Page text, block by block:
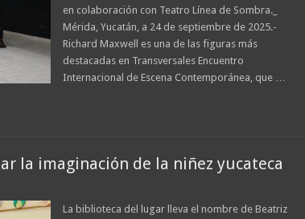
en colaboración con Teatro Línea de Sombra._
Mérida, Yucatán, a 24 de septiembre de 2025.-
Richard Maxwell es una de las figuras más
destacadas en Transversales Encuentro
Internacional de Escena Contemporánea, que …
la imaginación de la niñez yucateca
La biblioteca del lugar lleva el nombre de Beatriz